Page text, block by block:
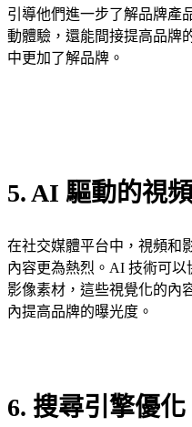
引導他們進一步了解品牌產
動體驗，還能間接提高品牌
中更加了解品牌。
5. AI 驅動的視
在社交媒體平台中，視頻和
內容更為熱烈。AI 技術可
影像素材，這些視覺化的內
內提高品牌的曝光度。
6. 搜尋引擎優化